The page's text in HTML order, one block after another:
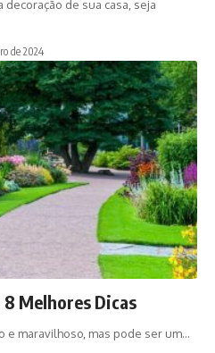
de sua casa, seja
de 2024
Melhores Dicas
e maravilhoso, mas pode ser um…